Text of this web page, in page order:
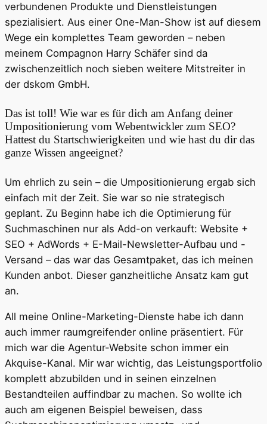
verbundenen Produkte und Dienstleistungen
spezialisiert. Aus einer One-Man-Show ist auf diesem
Wege ein komplettes Team geworden – neben
meinem Compagnon Harry Schäfer sind da
zwischenzeitlich noch sieben weitere Mitstreiter in
der dskom GmbH.
Das ist toll! Wie war es für dich am Anfang deiner
Umpositionierung vom Webentwickler zum SEO?
Hattest du Startschwierigkeiten und wie hast du dir das
ganze Wissen angeeignet?
Um ehrlich zu sein – die Umpositionierung ergab sich
einfach mit der Zeit. Sie war so nie strategisch
geplant. Zu Beginn habe ich die Optimierung für
Suchmaschinen nur als Add-on verkauft: Website +
SEO + AdWords + E-Mail-Newsletter-Aufbau und -
Versand – das war das Gesamtpaket, das ich meinen
Kunden anbot. Dieser ganzheitliche Ansatz kam gut
an.
All meine Online-Marketing-Dienste habe ich dann
auch immer raumgreifender online präsentiert. Für
mich war die Agentur-Website schon immer ein
Akquise-Kanal. Mir war wichtig, das Leistungsportfolio
komplett abzubilden und in seinen einzelnen
Bestandteilen auffindbar zu machen. So wollte ich
auch am eigenen Beispiel beweisen, dass